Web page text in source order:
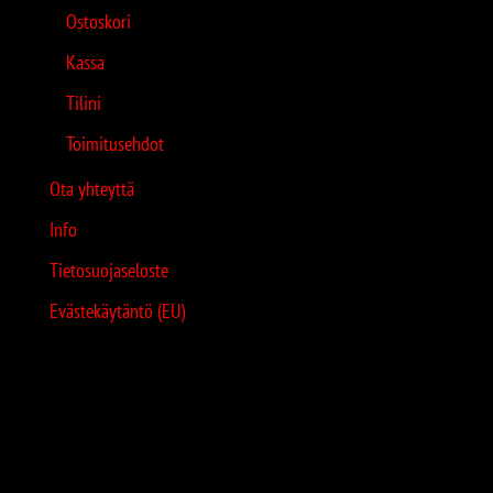
Ostoskori
Kassa
Tilini
Toimitusehdot
Ota yhteyttä
Info
Tietosuojaseloste
Evästekäytäntö (EU)